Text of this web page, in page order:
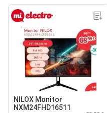
NILOX Monitor
NXM24FHD16511